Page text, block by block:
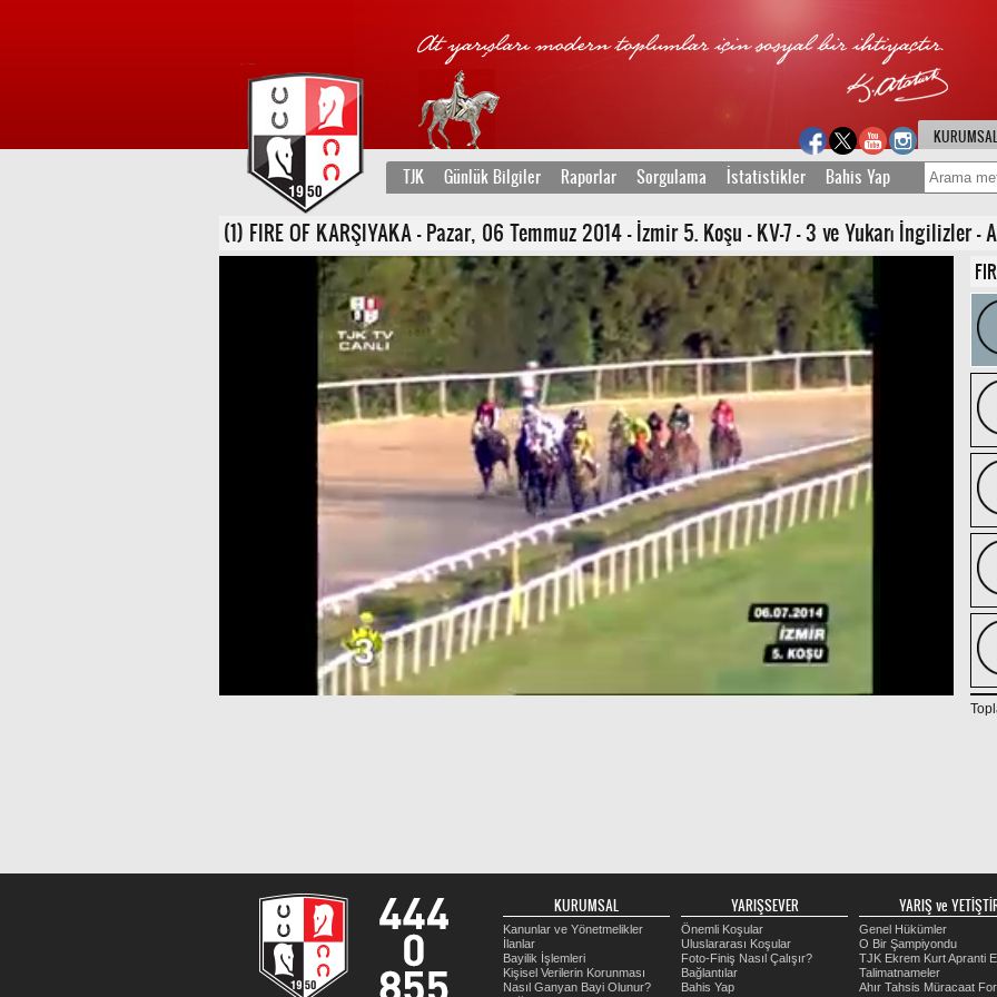
KURUMSAL
TJK Günlük Bilgiler Raporlar Sorgulama İstatistikler Bahis Yap
(1) FIRE OF KARŞIYAKA - Pazar, 06 Temmuz 2014 - İzmir 5. Koşu - KV-7 - 3 ve Yukarı İngilizler -
KURUMSAL
Kanunlar ve Yönetmelikler
İlanlar
Bayilik İşlemleri
Kişisel Verilerin Korunması
Nasıl Ganyan Bayi Olunur?
YARIŞSEVER
Önemli Koşular
Uluslararası Koşular
Foto-Finiş Nasıl Çalışır?
Bağlantılar
Bahis Yap
YARIŞ ve
Genel Hükümler
O Bir Şampiyondu
TJK Ekrem Kurt Apranti
Talimatnameler
Ahır Tahsis Müracaat